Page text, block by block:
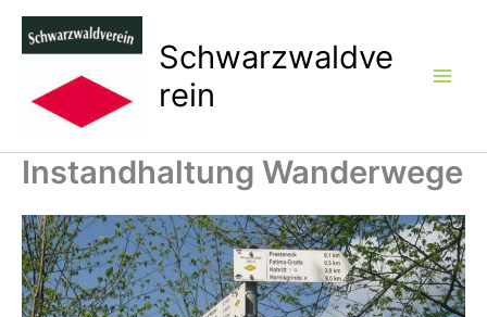
Zum
Inhalt
Schwarzwaldve
rein
Instandhaltung Wanderwege